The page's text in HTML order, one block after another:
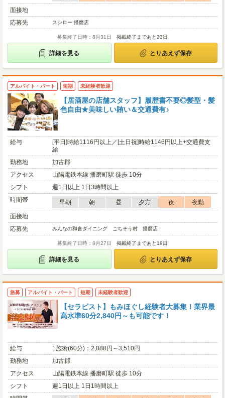
面接地
応募先
スシロー 播磨店
募集終了日時：8月31日 掲載終了まであと23日
詳細を見る とりあえず保存
アルバイト・パート 短期 未経験者歓迎
【居酒屋の店舗スタッフ】履歴書不要◎髪型・髪
色自由★美味しい賄い＆交通費有♪
給与
[平日]時給1116円以上／[土日祝]時給1146円以上+交通費支
給
勤務地
加古郡
アクセス
山陽電鉄本線 播磨町駅 徒歩 10分
シフト
週1日以上 1日3時間以上
時間帯
早朝 朝 昼 夕方 夜
夜勤
面接地
応募先
みんなの和食ダイニング ごちそう村 播磨店
募集終了日時：8月27日 掲載終了まであと19日
詳細を見る とりあえず保存
急募 アルバイト・パート 短期 未経験者歓迎
【セラピスト】もみほぐし経験者大募集！業界最
高水準60分2,840円～も可能です！
給与
1施術(60分)：2,088円～3,510円
勤務地
加古郡
アクセス
山陽電鉄本線 播磨町駅 徒歩 10分
シフト
週1日以上 1日1時間以上